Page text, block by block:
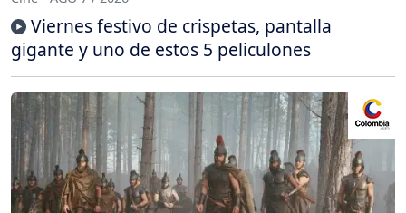
Viernes festivo de crispetas, pantalla
gigante y uno de estos 5 peliculones